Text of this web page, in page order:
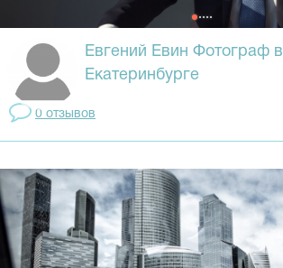
Евгений Евин Фотограф в
Екатеринбурге
0 отзывов